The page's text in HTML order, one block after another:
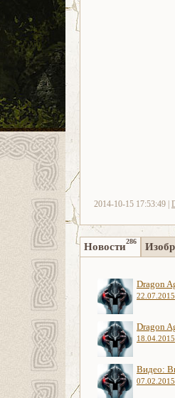
2014-10-15 17:53:49 |
Новости286
Dragon
22.07.2015
Dragon
18.04.2015
Видео:
07.02.2015